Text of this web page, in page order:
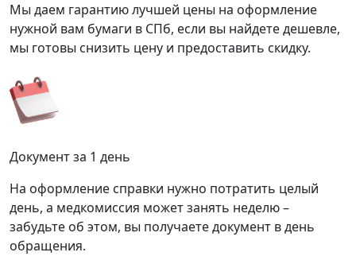
Мы даем гарантию лучшей цены на оформление
нужной вам бумаги в СПб, если вы найдете дешевле,
мы готовы снизить цену и предоставить скидку.
Документ за 1 день
На оформление справки нужно потратить целый
день, а медкомиссия может занять неделю –
забудьте об этом, вы получаете документ в день
обращения.